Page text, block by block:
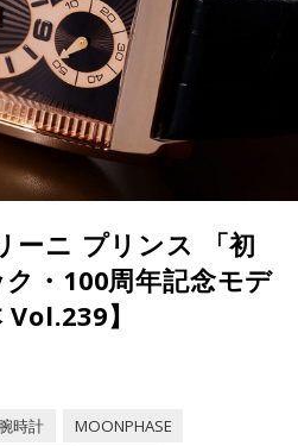
ーニ プリンス 「初
・100周年記念モデ
】
腕時計
MOONPHASE